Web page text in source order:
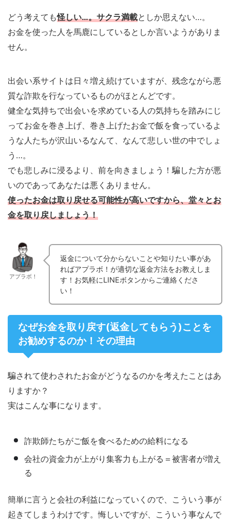
どう考えても怪しい…。サクラ満載としか思えない…。
お金を使った人を馬鹿にしているとしか言いようがありま
せん。
出会い系サイトは日々増え続けていますが、残念ながら悪
質な詐欺を行なっているものがほとんどです。
健全な気持ちで出会いを求めている人の気持ちを踏みにじ
ってお金を巻き上げ、巻き上げたお金で飯を食っているよ
うな人たちが沢山いるなんて、なんて悲しい世の中でしょ
う…。
でも悲しみに浸るより、前を向きましょう！騙した方が悪
いのであってあなたは悪くありません。
使ったお金は取り戻せる可能性が高いですから、堂々とお
金を取り戻しましょう！
アプラボ！
返金について分からないことや知りたい事があ
ればアプラボ！が適切な返金方法をお教えしま
す！お気軽にLINEボタンからご連絡くださ
い！
なぜお金を取り戻す(返金してもらう)ことを
お勧めするのか！その理由
騙されて使わされたお金がどうなるのかを考えたことはあ
りますか？
実はこんな事になります。
詐欺師たちがご飯を食べるための給料になる
会社の資金力が上がり集客力も上がる＝被害者が増え
る
簡単に言うと会社の利益になっていくので、こういう事が
起きてしまうわけです。悔しいですが、こういう事なんで